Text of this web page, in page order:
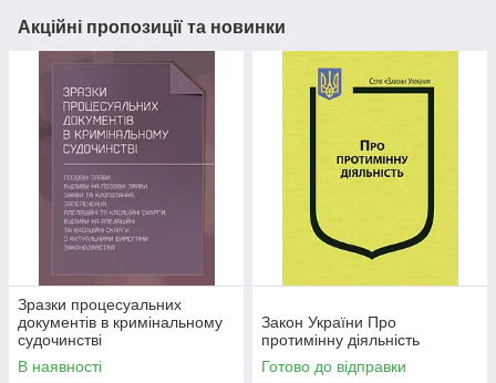
Акційні пропозиції та новинки
Зразки процесуальних
документів в кримінальному
судочинстві
В наявності
Закон України Про
протимінну діяльність
Готово до відправки